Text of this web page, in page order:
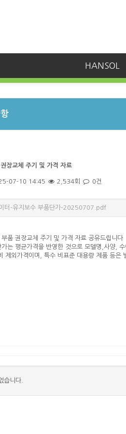
HANSOL
장교체 주기 및 가격 자료
07-10 14:45 2,534회 0건
터-유지보수 부품단가-20250707.pdf
품 권장교체 주기 및 가격 자료 공유드립니다
가는 평균가격을 반영한 것으로 모델명,사양,
제외가격이며, 특수 비표준 대용량 제품 등
습니다.